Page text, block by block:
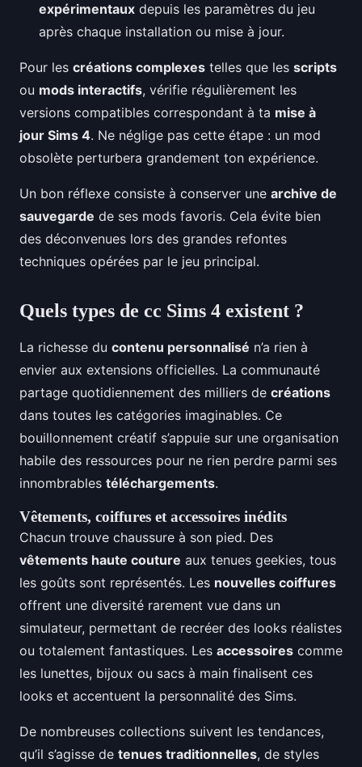
expérimentaux depuis les paramètres du jeu
après chaque installation ou mise à jour.
Pour les créations complexes telles que les scripts
ou mods interactifs, vérifie régulièrement les
versions compatibles correspondant à ta mise à
jour Sims 4. Ne néglige pas cette étape : un mod
obsolète perturbera grandement ton expérience.
Un bon réflexe consiste à conserver une archive de
sauvegarde de ses mods favoris. Cela évite bien
des déconvenues lors des grandes refontes
techniques opérées par le jeu principal.
Quels types de cc Sims 4 existent ?
La richesse du contenu personnalisé n’a rien à
envier aux extensions officielles. La communauté
partage quotidiennement des milliers de créations
dans toutes les catégories imaginables. Ce
bouillonnement créatif s’appuie sur une organisation
habile des ressources pour ne rien perdre parmi ses
innombrables téléchargements.
Vêtements, coiffures et accessoires inédits
Chacun trouve chaussure à son pied. Des
vêtements haute couture aux tenues geekies, tous
les goûts sont représentés. Les nouvelles coiffures
offrent une diversité rarement vue dans un
simulateur, permettant de recréer des looks réalistes
ou totalement fantastiques. Les accessoires comme
les lunettes, bijoux ou sacs à main finalisent ces
looks et accentuent la personnalité des Sims.
De nombreuses collections suivent les tendances,
qu’il s’agisse de tenues traditionnelles, de styles